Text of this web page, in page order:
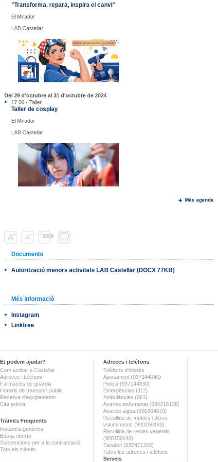
"Transforma, repara, inspira el canvi"
El Mirador
LAB Castellar
Del 29 d'octubre al 31 d'octubre de 2024
17.00 - Taller
Taller de cosplay
El Mirador
LAB Castellar
Més agenda
Documents
Autorització menors activitats LAB Castellar (DOCX 77KB)
Més informació
Instagram
Linktree
Et podem ajudar?
Com arribar a Castellar
Adreces i telèfons
Farmàcies de guàrdia
Horaris de transport públic
Reserva d'equipaments
Cita prèvia
Tràmits Freqüents
Instància genèrica
Bústia oberta
Subvencions per a la contractació
Tots els tràmits
Adreces i telèfons
Telèfons d'interès
Ajuntament (937144040)
Policia (937144830)
Emergències (112)
Ambulàncies (061)
Avaries enllumenat (686216138)
Avaries aigua (900304070)
Recollida de mobles i altres
voluminosos (900150140)
Recollida de restes vegetals
(900150140)
Tanatori (937471203)
Totes les adreces i telèfons
Serveis